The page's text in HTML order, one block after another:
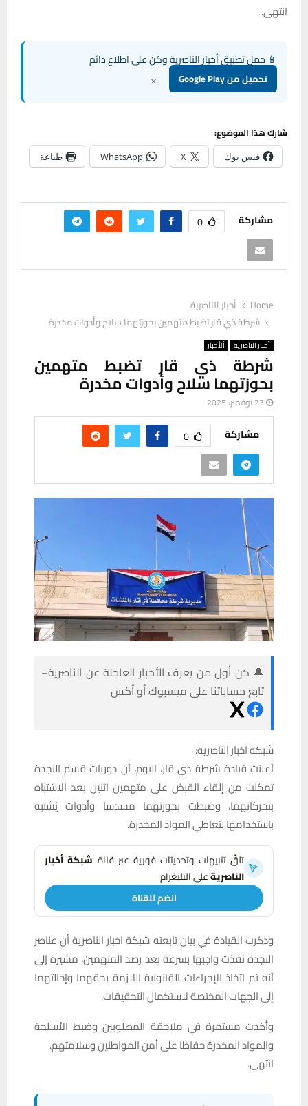
انتهى.
📱 حمل تطبيق أخبار الناصرية وكن على اطلاع دائم
تحميل من Google Play ×
شارك هذا الموضوع:
فيس بوك X
WhatsApp طباعة
مشاركة 0
Home
أخبار الناصرية
شرطة ذي قار تضبط متهمين بحوزتهما سلاح وأدوات مخدرة
أخبار الناصرية ألأخبار
شرطة ذي قار تضبط متهمين
بحوزتهما سلاح وأدوات مخدرة
23 نوفمبر، 2025
مشاركة 0
🔔 كن أول من يعرف الأخبار العاجلة عن الناصرية–
تابع حساباتنا على فيسبوك أو أكس
شبكة اخبار الناصرية:
أعلنت قيادة شرطة ذي قار، اليوم، أن دوريات قسم النجدة
تمكنت من إلقاء القبض على متهمين اثنين بعد الاشتباه
بتحركاتهما، وضبطت بحوزتهما مسدسا وأدوات يُشتبه
باستخدامها لتعاطي المواد المخدرة.
تلقَّ تنبيهات وتحديثات فورية عبر قناة شبكة أخبار
الناصريةعلى التليغرام
انضم للقناة
وذكرت القيادة في بيان تابعته شبكة اخبار الناصرية أن عناصر
النجدة نفذت واجبها بسرعة بعد رصد المتهمين، مشيرة إلى
أنه تم اتخاذ الإجراءات القانونية اللازمة بحقهما وإحالتهما
إلى الجهات المختصة لاستكمال التحقيقات.
وأكدت مستمرة في ملاحقة المطلوبين وضبط الأسلحة
والمواد المخدرة حفاظا على أمن المواطنين وسلامتهم.
انتهى.